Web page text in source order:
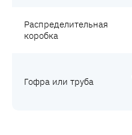
Распределительная
коробка
Гофра или труба